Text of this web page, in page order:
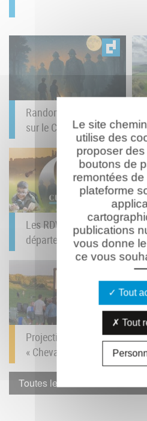
Randonnée nocturne
sur le Chemin des...
Les RDV Culturels du
département : juin à...
Projection du film
« Cheval de Guerre »...
Toutes les actualités
Le site
utilise des
proposer
boutons de
remontées
plateforme
publications
vous donne
ce vous
Tout
Tout